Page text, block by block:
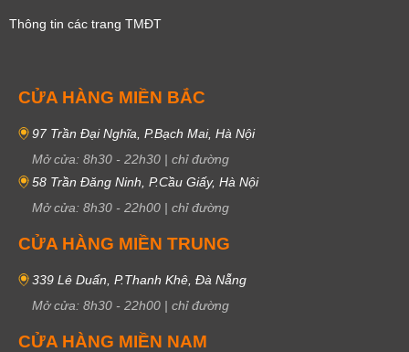
Thông tin các trang TMĐT
CỬA HÀNG MIỀN BẮC
97 Trần Đại Nghĩa, P.Bạch Mai, Hà Nội
Mở cửa: 8h30 - 22h30 | chỉ đường
58 Trần Đăng Ninh, P.Cầu Giấy, Hà Nội
Mở cửa: 8h30 - 22h00 | chỉ đường
CỬA HÀNG MIỀN TRUNG
339 Lê Duẩn, P.Thanh Khê, Đà Nẵng
Mở cửa: 8h30 - 22h00 | chỉ đường
CỬA HÀNG MIỀN NAM